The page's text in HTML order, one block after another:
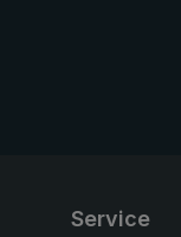
matériaux
Service